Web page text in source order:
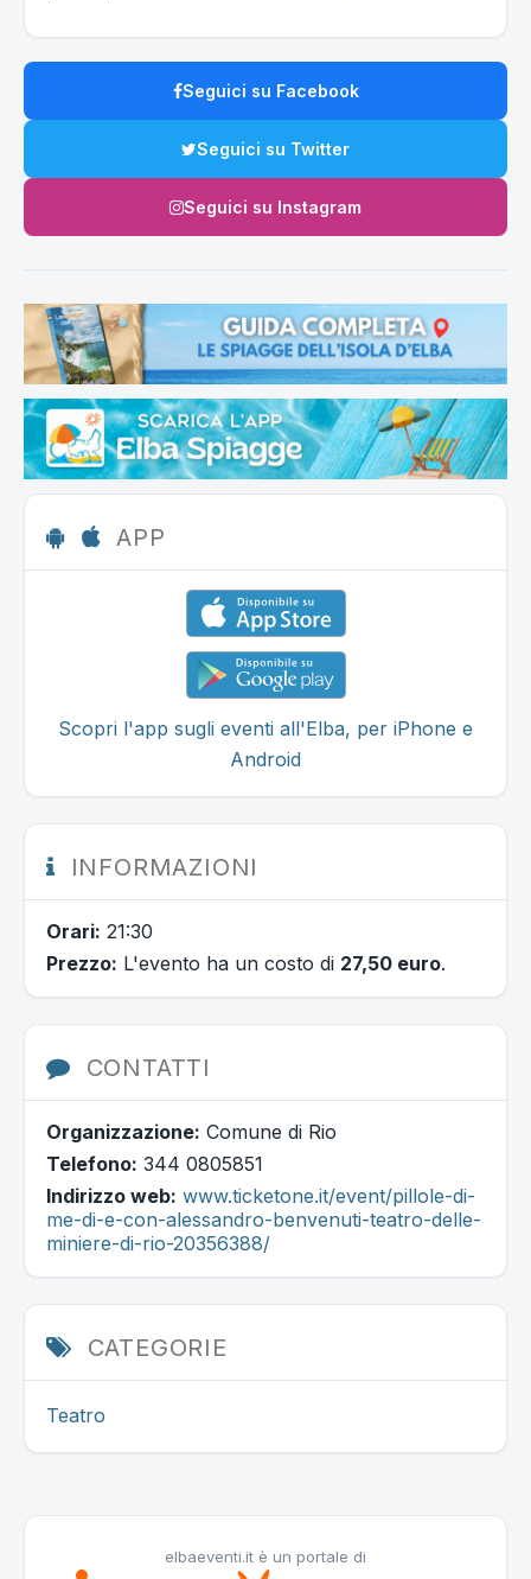
Seguici su Facebook
Seguici su Twitter
Seguici su Instagram
APP
Scopri l'app sugli eventi all'Elba, per iPhone e
Android
INFORMAZIONI
Orari: 21:30
Prezzo: L'evento ha un costo di 27,50 euro.
CONTATTI
Organizzazione: Comune di Rio
Telefono: 344 0805851
Indirizzo web: www.ticketone.it/event/pillole-di-
me-di-e-con-alessandro-benvenuti-teatro-delle-
miniere-di-rio-20356388/
CATEGORIE
Teatro
elbaeventi.it è un portale di